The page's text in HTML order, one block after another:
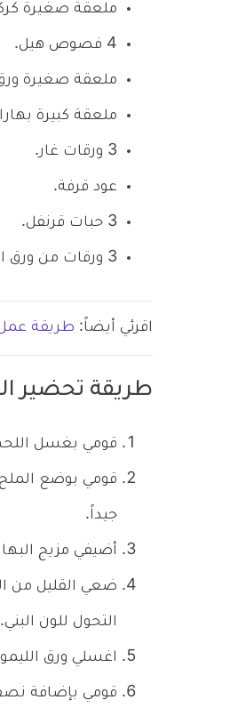
ملعقة صغيرة
4 فصوص هيل.
ملعقة صغيرة
ملعقة كبيرة
3 ورقات غار.
عود قرفة.
3 حبات قرنفل.
3 ورقات من ورق الموز.
اقرئي أيضاً: طريقة عمل
طريقة تحضير
قومي بغسل
قومي بوضع الملح
جيداً.
أضيفي مزيج
ضعي القليل من
التحول للون البني.
اغسلي ورق
قومي بإضافة